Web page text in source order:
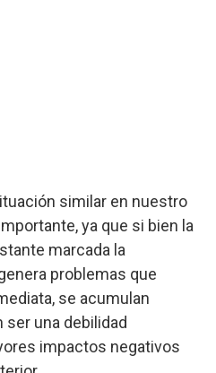
similar en nuestro
ya que si bien la
marcada la
problemas que
se acumulan
una debilidad
impactos negativos